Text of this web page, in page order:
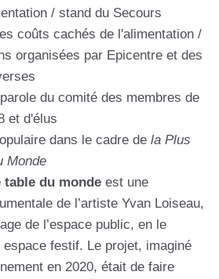
/ stand du Secours
coûts cachés de l'alimentation /
organisées par Epicentre et des
du comité des membres de
et d'élus
dans le cadre de la Plus
Monde
table du monde est une
de l’artiste Yvan Loiseau,
de l’espace public, en le
festif. Le projet, imaginé
en 2020, était de faire